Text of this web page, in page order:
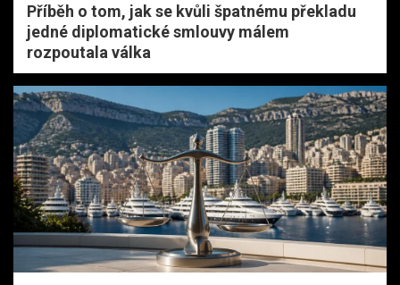
Příběh o tom, jak se kvůli špatnému překladu
jedné diplomatické smlouvy málem
rozpoutala válka